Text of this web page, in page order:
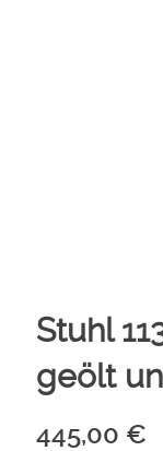
Stuhl
geölt
445,00 €